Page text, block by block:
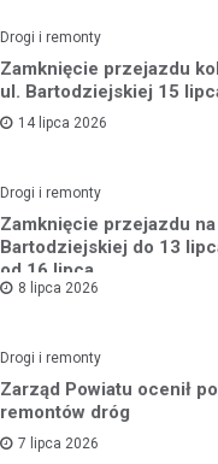
Drogi i remonty
Zamknięcie przejazdu
ul. Bartodziejskiej 15
14 lipca 2026
Drogi i remonty
Zamknięcie przejazdu na
Bartodziejskiej do 13
od 16 lipca
8 lipca 2026
Drogi i remonty
Zarząd Powiatu ocenił
remontów dróg
7 lipca 2026